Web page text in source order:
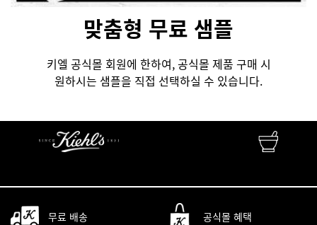
맞춤형 무료 샘플
키엘 공식몰 회원에 한하여, 공식몰 제품 구매 시
원하시는 샘플을 직접 선택하실 수 있습니다.
무료 배송 공식몰 혜택